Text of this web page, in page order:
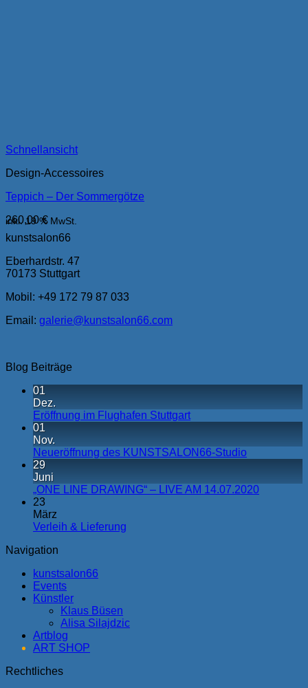
Schnellansicht
Design-Accessoires
Teppich – Der Sommergötze
260,00€
inkl. 19 % MwSt.
kunstsalon66
Eberhardstr. 47
70173 Stuttgart
Mobil: +49 172 79 87 033
Email: galerie@kunstsalon66.com
Blog Beiträge
01
Dez.
Eröffnung im Flughafen Stuttgart
01
Nov.
Neueröffnung des KUNSTSALON66-Studio
29
Juni
„ONE LINE DRAWING“ – LIVE AM 14.07.2020
23
März
Verleih & Lieferung
Navigation
kunstsalon66
Events
Künstler
Klaus Büsen
Alisa Silajdzic
Artblog
ART SHOP
Rechtliches